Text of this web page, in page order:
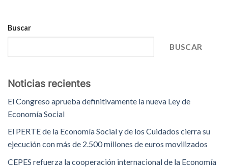
Buscar
BUSCAR
Noticias recientes
El Congreso aprueba definitivamente la nueva Ley de
Economía Social
El PERTE de la Economía Social y de los Cuidados cierra su
ejecución con más de 2.500 millones de euros movilizados
CEPES refuerza la cooperación internacional de la Economía